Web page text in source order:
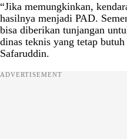
“Jika memungkinkan,
hasilnya menjadi PAD.
bisa diberikan tunjangan
dinas teknis yang tetap
Safaruddin.
ADVERTISEMENT